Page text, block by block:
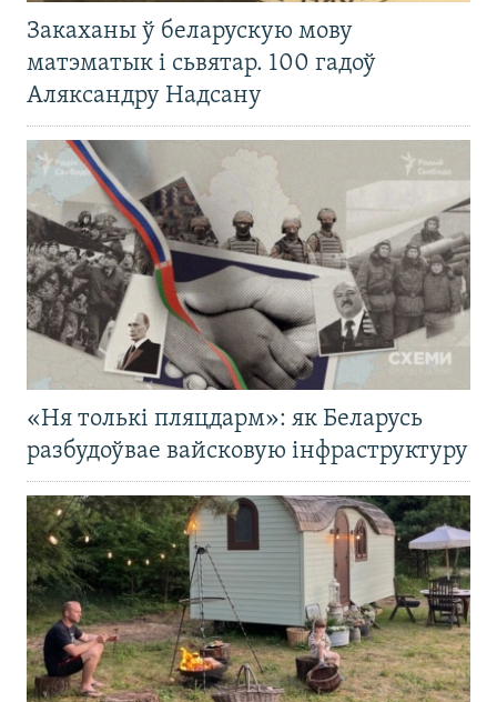
Закаханы ў беларускую мову
матэматык і сьвятар. 100 гадоў
Аляксандру Надсану
«Ня толькі пляцдарм»: як Беларусь
разбудоўвае вайсковую інфраструктуру